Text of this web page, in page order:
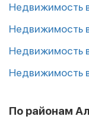
Недвижимость
Недвижимость
Недвижимость
Недвижимость
По районам